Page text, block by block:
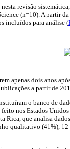
revisão
(n=10). A partir
incluídos para análise (
apenas dois anos
a partir de
o banco de
nos Estados
Rica, que analisa
qualitativo (41%),